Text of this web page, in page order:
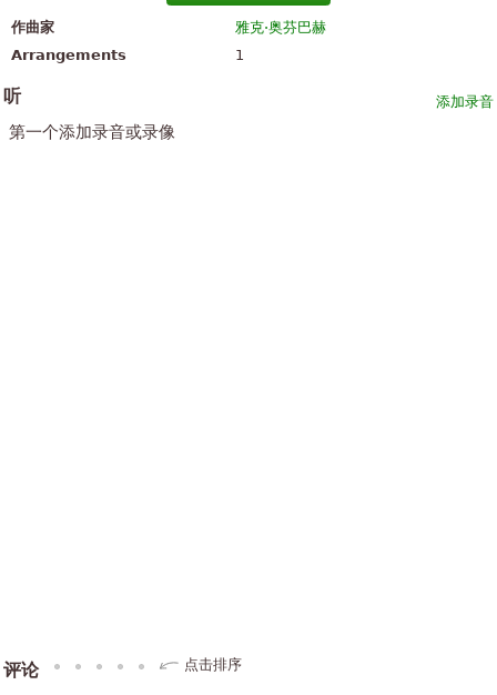
作曲家
雅克·奥芬巴赫
Arrangements
1
添加录音
听
第一个添加录音或录像
评论 点击排序